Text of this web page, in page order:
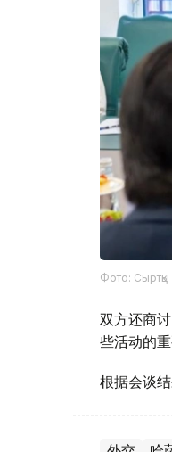
Фото: Сыртқы
双方还商
些活动的重
根据会谈